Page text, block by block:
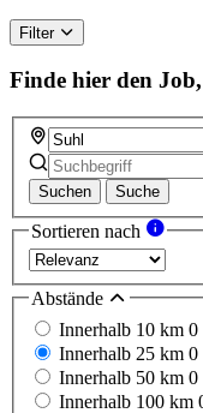
Filter
Finde hier den
Suchen Suche
Sortieren nach
Abstände
Innerhalb 10 km 0
Innerhalb 25 km 0
Innerhalb 50 km 0
Innerhalb 100 km